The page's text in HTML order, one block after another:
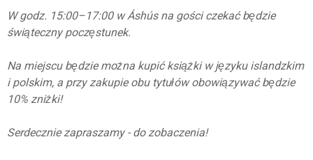
W godz. 15:00–17:00 w Áshús na gości czekać będzie
świąteczny poczęstunek.
Na miejscu będzie można kupić książki w języku islandzkim
i polskim, a przy zakupie obu tytułów obowiązywać będzie
10% zniżki!
Serdecznie zapraszamy - do zobaczenia!